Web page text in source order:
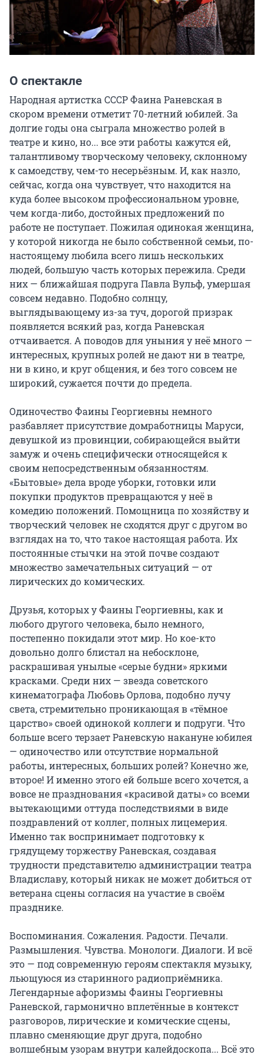
О спектакле
Народная артистка СССР Фаина Раневская в
скором времени отметит 70-летний юбилей. За
долгие годы она сыграла множество ролей в
театре и кино, но... все эти работы кажутся ей,
талантливому творческому человеку, склонному
к самоедству, чем-то несерьёзным. И, как назло,
сейчас, когда она чувствует, что находится на
куда более высоком профессиональном уровне,
чем когда-либо, достойных предложений по
работе не поступает. Пожилая одинокая женщина,
у которой никогда не было собственной семьи, по-
настоящему любила всего лишь нескольких
людей, большую часть которых пережила. Среди
них — ближайшая подруга Павла Вульф, умершая
совсем недавно. Подобно солнцу,
выглядывающему из-за туч, дорогой призрак
появляется всякий раз, когда Раневская
отчаивается. А поводов для уныния у неё много —
интересных, крупных ролей не дают ни в театре,
ни в кино, и круг общения, и без того совсем не
широкий, сужается почти до предела.
Одиночество Фаины Георгиевны немного
разбавляет присутствие домработницы Маруси,
девушкой из провинции, собирающейся выйти
замуж и очень специфически относящейся к
своим непосредственным обязанностям.
«Бытовые» дела вроде уборки, готовки или
покупки продуктов превращаются у неё в
комедию положений. Помощница по хозяйству и
творческий человек не сходятся друг с другом во
взглядах на то, что такое настоящая работа. Их
постоянные стычки на этой почве создают
множество замечательных ситуаций — от
лирических до комических.
Друзья, которых у Фаины Георгиевны, как и
любого другого человека, было немного,
постепенно покидали этот мир. Но кое-кто
довольно долго блистал на небосклоне,
раскрашивая унылые «серые будни» яркими
красками. Среди них — звезда советского
кинематографа Любовь Орлова, подобно лучу
света, стремительно проникающая в «тёмное
царство» своей одинокой коллеги и подруги. Что
больше всего терзает Раневскую накануне юбилея
— одиночество или отсутствие нормальной
работы, интересных, больших ролей? Конечно же,
второе! И именно этого ей больше всего хочется, а
вовсе не празднования «красивой даты» со всеми
вытекающими оттуда последствиями в виде
поздравлений от коллег, полных лицемерия.
Именно так воспринимает подготовку к
грядущему торжеству Раневская, создавая
трудности представителю администрации театра
Владиславу, который никак не может добиться от
ветерана сцены согласия на участие в своём
празднике.
Воспоминания. Сожаления. Радости. Печали.
Размышления. Чувства. Монологи. Диалоги. И всё
это — под современную героям спектакля музыку,
льющуюся из старинного радиоприёмника.
Легендарные афоризмы Фаины Георгиевны
Раневской, гармонично вплетённые в контекст
разговоров, лирические и комические сцены,
плавно сменяющие друг друга, подобно
волшебным узорам внутри калейдоскопа... Всё это